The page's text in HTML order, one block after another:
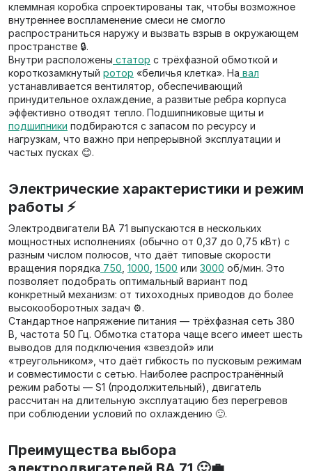
клеммная коробка спроектированы так, чтобы возможное
внутреннее воспламенение смеси не смогло
распространиться наружу и вызвать взрыв в окружающем
пространстве 🔒.
Внутри расположены статор с трёхфазной обмоткой и
короткозамкнутый ротор «беличья клетка». На вал
устанавливается вентилятор, обеспечивающий
принудительное охлаждение, а развитые ребра корпуса
эффективно отводят тепло. Подшипниковые щиты и
подшипники подбираются с запасом по ресурсу и
нагрузкам, что важно при непрерывной эксплуатации и
частых пусках 😊.
Электрические характеристики и режим
работы ⚡
Электродвигатели ВА 71 выпускаются в нескольких
мощностных исполнениях (обычно от 0,37 до 0,75 кВт) с
разным числом полюсов, что даёт типовые скорости
вращения порядка 750 1000 1500 или 3000 об/мин. Это
позволяет подобрать оптимальный вариант под
конкретный механизм: от тихоходных приводов до более
высокооборотных задач ⚙️.
Стандартное напряжение питания — трёхфазная сеть 380
В, частота 50 Гц. Обмотка статора чаще всего имеет шесть
выводов для подключения «звездой» или
«треугольником», что даёт гибкость по пусковым режимам
и совместимости с сетью. Наиболее распространённый
режим работы — S1 (продолжительный), двигатель
рассчитан на длительную эксплуатацию без перегревов
при соблюдении условий по охлаждению 🙂.
Преимущества выбора